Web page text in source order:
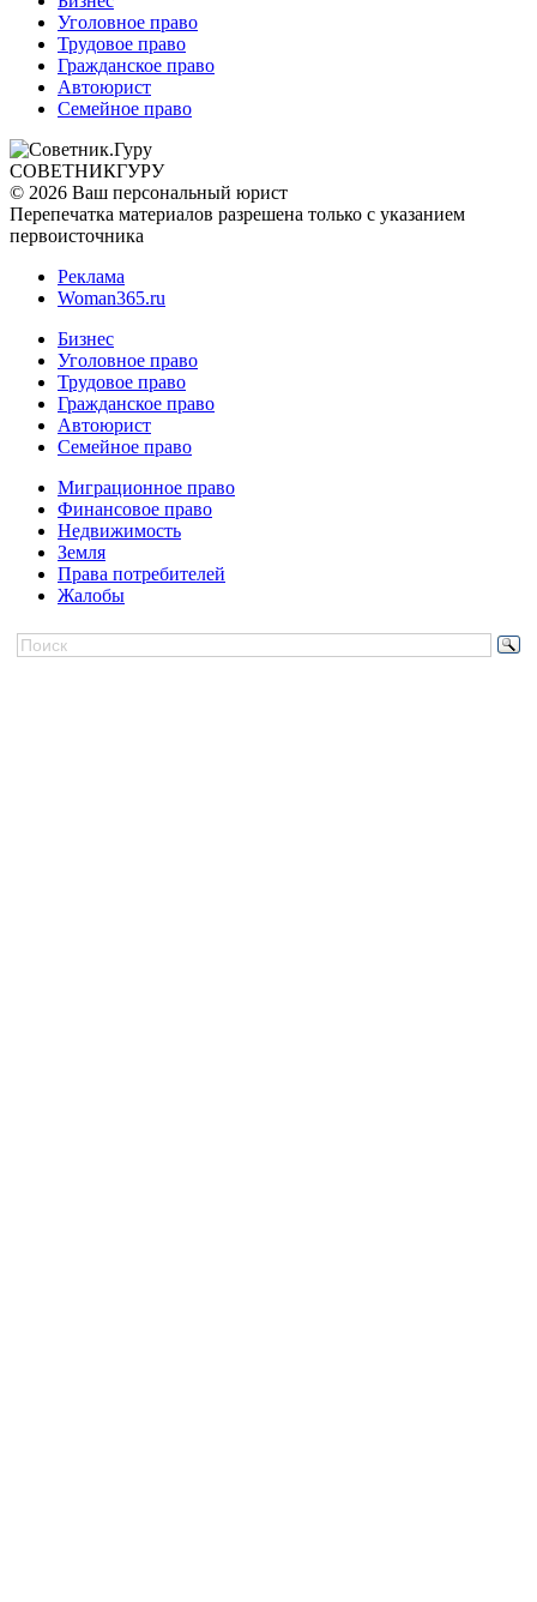
Уголовное право
Трудовое право
Гражданское право
Автоюрист
Семейное право
СОВЕТНИКГУРУ
© 2026 Ваш персональный юрист
Перепечатка материалов разрешена только с указанием
первоисточника
Реклама
Woman365.ru
Бизнес
Уголовное право
Трудовое право
Гражданское право
Автоюрист
Семейное право
Миграционное право
Финансовое право
Недвижимость
Земля
Права потребителей
Жалобы